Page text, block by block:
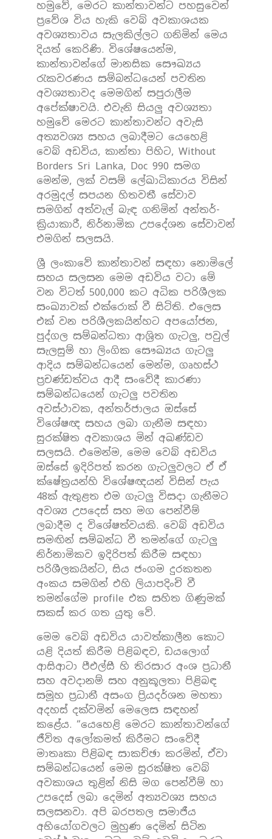
හමුවේ, මෙරට කාන්තාවන්ට පහසුවෙන්
ප්‍රවේශ විය හැකි වෙබ් අවකාශයක
අවශ්‍යතාවය සැලකිල්ලට ගනිමින් මෙය
දියත් කෙරිණි. විශේෂයෙන්ම,
කාන්තාවන්ගේ මානසික සෞඛ්‍යය
රැකවරණය සම්බන්ධයෙන් පවතින
අවශ්‍යතාවද මෙමගින් සපුරාලීම
අපේක්ෂාවයි. එවැනි සියලු අවශ්‍යතා
හමුවේ මෙරට කාන්තාවන්ට අවැසි
අත්‍යවශ්‍ය සහය ලබාදීමට යෙහෙළි
වෙබ් අඩවිය, කාන්තා පිහිට, Without
Borders Sri Lanka, Doc 990 සමග
මෙන්ම, ලක් වසම් ලේඛාධිකාරය විසින්
අරමුදල් සපයන හිතවතී සේවාව
සමගින් අත්වැල් බැඳ ගනිමින් අන්තර්-
ක්‍රියාකාරී, නිර්නාමික උපදේශන සේවාවන්
එමගින් සලසයි.
ශ්‍රී ලංකාවේ කාන්තාවන් සඳහා නොමිලේ
සහය සලසන මෙම අඩවිය වටා මේ
වන විටත් 500,000 කට අධික පරිශීලක
සංඛ්‍යාවක් එක්රොක් වී සිටිති. එලෙස
එක් වන පරිශීලකයින්හට අපයෝජන,
පුද්ගල සම්බන්ධතා ආශ්‍රිත ගැටලු, පවුල්
සැලසුම් හා ලිංගික සෞඛ්‍යය ගැටලු
ආදිය සම්බන්ධයෙන් මෙන්ම, ගෘහස්ථ
ප්‍රචණ්ඩත්වය ආදී සංවේදී කාරණා
සම්බන්ධයෙන් ගැටලු පවතින
අවස්ථාවක, අන්තර්ජාලය ඔස්සේ
විශේෂඥ සහය ලබා ගැනීම සඳහා
සුරක්ෂිත අවකාශය මින් අඛණ්ඩව
සලසයි. එමෙන්ම, මෙම වෙබ් අඩවිය
ඔස්සේ ඉදිරිපත් කරන ගැටලුවලට ඒ ඒ
ක්ෂේත්‍රයන්හි විශේෂඥයන් විසින් පැය
48ක් ඇතුළත එම ගැටලු විසදා ගැනීමට
අවශ්‍ය උපදෙස් සහ මග පෙන්වීම්
ලබාදීම ද විශේෂත්වයකි. වෙබ් අඩවිය
සමඟින් සම්බන්ධ වී තමන්ගේ ගැටලු
නිර්නාමිකව ඉදිරිපත් කිරීම සඳහා
පරිශීලකයින්ට, සිය ජංගම දුරකතන
අංකය සමගින් එහි ලියාපදිංචි වී
තමන්ගේම profile එක සහිත ගිණුමක්
සකස් කර ගත යුතු වේ.
මෙම වෙබ් අඩවිය යාවත්කාලීන කොට
යළි දියත් කිරීම පිළිබඳව, ඩයලොග්
ආසිආටා පීඑල්සී හි තිරසාර අංශ ප්‍රධානී
සහ අවදානම් සහ අනුකූලතා පිළිබඳ
සමූහ ප්‍රධානී අසංග ප්‍රියදර්ශන මහතා
අදහස් දක්වමින් මෙලෙස සඳහන්
කළේය. “යෙහෙළි මෙරට කාන්තාවන්ගේ
ජීවිත අලෝකමත් කිරීමට සංවේදී
මාතෘකා පිළිබඳ සාකච්ඡා කරමින්, ඒවා
සම්බන්ධයෙන් මෙම සුරක්ෂිත වෙබ්
අවකාශය තුළින් නිසි මග පෙන්වීම් හා
උපදෙස් ලබා දෙමින් අත්‍යවශ්‍ය සහය
සලසනවා. අපි බරපතල සමාජීය
අභියෝගවලට මුහුණ දෙමින් සිටින